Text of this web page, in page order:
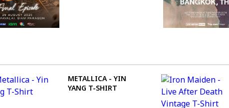
METALLICA - YIN
YANG T-SHIRT